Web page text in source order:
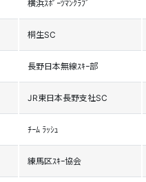
横浜ｽﾎﾟｰﾂﾏﾝｸﾗﾌﾞ
桐生SC
長野日本無線ｽｷｰ部
JR東日本長野支社SC
ﾁｰﾑ ﾗｯｼｭ
練馬区ｽｷｰ協会